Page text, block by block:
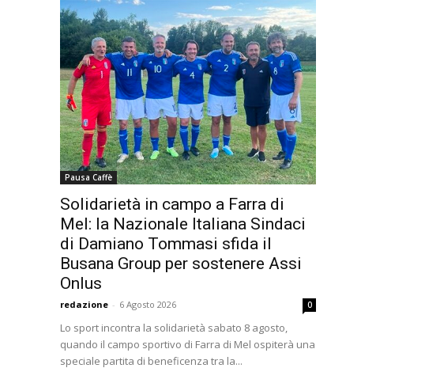
Pausa Caffè
Solidarietà in campo a Farra di
Mel: la Nazionale Italiana Sindaci
di Damiano Tommasi sfida il
Busana Group per sostenere Assi
Onlus
redazione - 6 Agosto 2026 0
Lo sport incontra la solidarietà sabato 8 agosto,
quando il campo sportivo di Farra di Mel ospiterà una
speciale partita di beneficenza tra la...